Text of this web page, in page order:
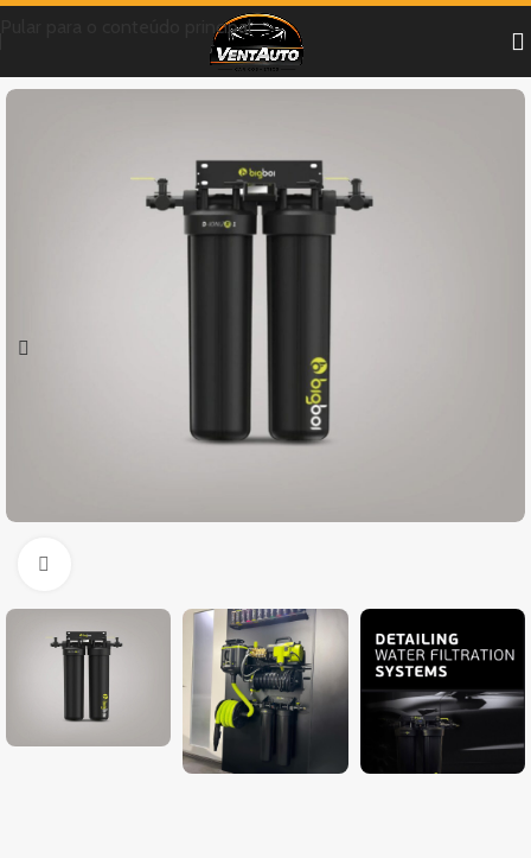
Pular para o conteúdo principal